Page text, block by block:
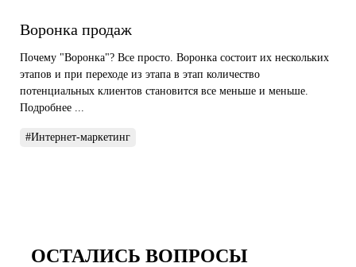
Воронка продаж
Почему "Воронка"? Все просто. Воронка состоит их нескольких
этапов и при переходе из этапа в этап количество
потенциальных клиентов становится все меньше и меньше.
Подробнее ...
#Интернет-маркетинг
ОСТАЛИСЬ ВОПРОСЫ